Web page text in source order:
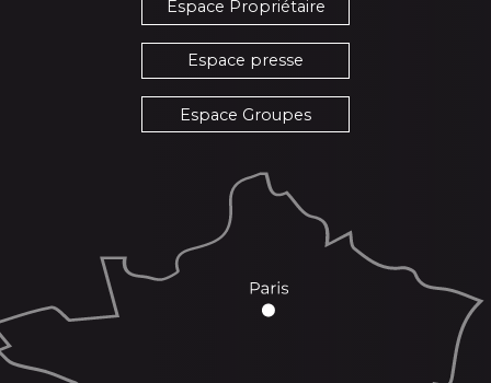
Espace Propriétaire
Espace presse
Espace Groupes